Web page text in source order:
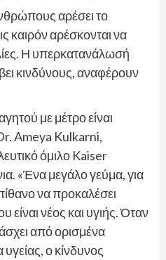
αρέσει το
καιρόν αρέσκονται να
Η υπερκατανάλωσή
κινδύνους, αναφέρουν
με μέτρο είναι
Dr. Ameya Kulkarni,
όμιλο Kaiser
«Ένα μεγάλο γεύμα, για
να προκαλέσει
νέος και υγιής. Όταν
από ορισμένα
ο κίνδυνος